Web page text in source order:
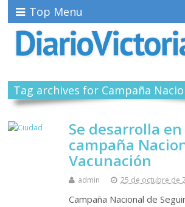
Top Menu
Tag archives for Campaña
Se desarrolla
campaña
Vacunación
admin 25 de octubre de
Campaña Nacional de